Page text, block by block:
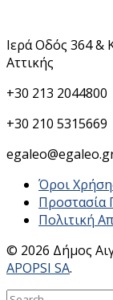
Ιερά Οδός 364 &
Αττικής
+30 213 2044800
+30 210 5315669
Όροι
Προστασία
Πολιτική
© 2026 Δήμος
APOPSI SA.